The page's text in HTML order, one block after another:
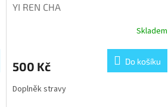
YI REN CHA
Skladem
500 Kč Do košíku
Doplněk stravy